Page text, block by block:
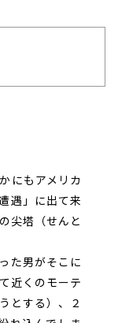
にもアメリカ
遇」に出て来
尖塔（せんと
た男がそこに
近くのモーテ
とする）、２